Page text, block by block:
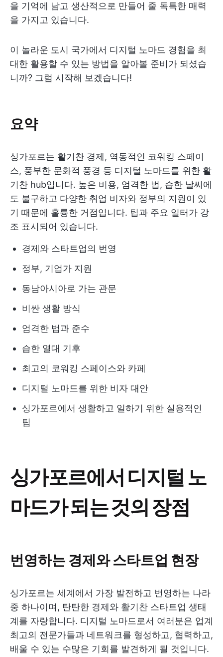
을 기억에 남고 생산적으로 만들어 줄 독특한 매력
을 가지고 있습니다.
이 놀라운 도시 국가에서 디지털 노마드 경험을 최
대한 활용할 수 있는 방법을 알아볼 준비가 되셨습
니까? 그럼 시작해 보겠습니다!
요약
싱가포르는 활기찬 경제, 역동적인 코워킹 스페이
스, 풍부한 문화적 풍경 등 디지털 노마드를 위한 활
기찬 hub입니다. 높은 비용, 엄격한 법, 습한 날씨에
도 불구하고 다양한 취업 비자와 정부의 지원이 있
기 때문에 훌륭한 거점입니다. 팁과 주요 일터가 강
조 표시되어 있습니다.
경제와 스타트업의 번영
정부, 기업가 지원
동남아시아로 가는 관문
비싼 생활 방식
엄격한 법과 준수
습한 열대 기후
최고의 코워킹 스페이스와 카페
디지털 노마드를 위한 비자 대안
싱가포르에서 생활하고 일하기 위한 실용적인
팁
싱가포르에서 디지털 노
마드가 되는 것의 장점
번영하는 경제와 스타트업 현장
싱가포르는 세계에서 가장 발전하고 번영하는 나라
중 하나이며, 탄탄한 경제와 활기찬 스타트업 생태
계를 자랑합니다. 디지털 노마드로서 여러분은 업계
최고의 전문가들과 네트워크를 형성하고, 협력하고,
배울 수 있는 수많은 기회를 발견하게 될 것입니다.